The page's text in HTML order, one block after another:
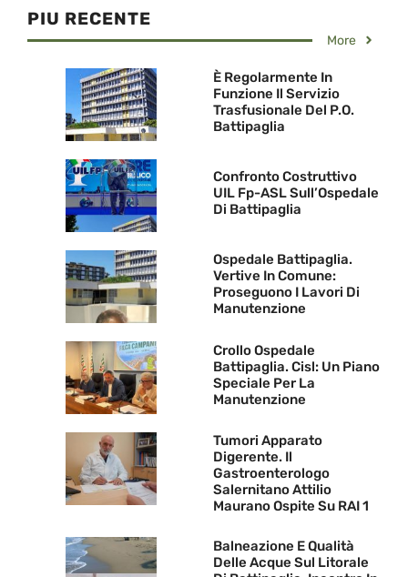
PIU RECENTE
More
È Regolarmente In
Funzione Il Servizio
Trasfusionale Del P.O.
Battipaglia
Confronto Costruttivo
UIL Fp-ASL Sull’Ospedale
Di Battipaglia
Ospedale Battipaglia.
Vertive In Comune:
Proseguono I Lavori Di
Manutenzione
Crollo Ospedale
Battipaglia. Cisl: Un Piano
Speciale Per La
Manutenzione
Tumori Apparato
Digerente. Il
Gastroenterologo
Salernitano Attilio
Maurano Ospite Su RAI 1
Balneazione E Qualità
Delle Acque Sul Litorale